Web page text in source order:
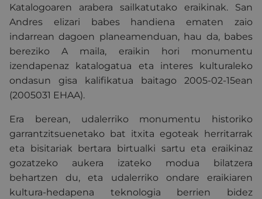
Katalogoaren arabera sailkatutako eraikinak.
San
Andres elizari babes handiena ematen zaio
indarrean dagoen planeamenduan, hau da, babes
bereziko A maila, eraikin hori monumentu
izendapenaz katalogatua eta interes kulturaleko
ondasun gisa kalifikatua baitago 2005-02-15ean
(2005031 EHAA).
Era berean, udalerriko monumentu historiko
garrantzitsuenetako bat itxita egoteak herritarrak
eta bisitariak bertara birtualki sartu eta eraikinaz
gozatzeko aukera izateko modua bilatzera
behartzen du, eta udalerriko ondare eraikiaren
kultura-hedapena teknologia berrien bidez